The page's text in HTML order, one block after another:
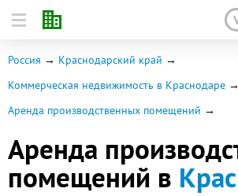
Россия
Краснодарский край
Коммерческая недвижимость в Краснодаре
Аренда производственных помещений
Аренда
помещений в